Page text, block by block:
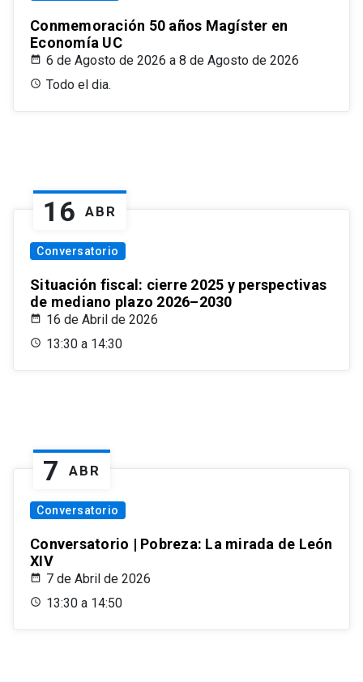
Conmemoración 50 años Magíster en
Economía UC
6 de Agosto de 2026 a 8 de Agosto de 2026
Todo el dia.
16 ABR
Conversatorio
Situación fiscal: cierre 2025 y perspectivas
de mediano plazo 2026–2030
16 de Abril de 2026
13:30 a 14:30
7 ABR
Conversatorio
Conversatorio | Pobreza: La mirada de León
XIV
7 de Abril de 2026
13:30 a 14:50